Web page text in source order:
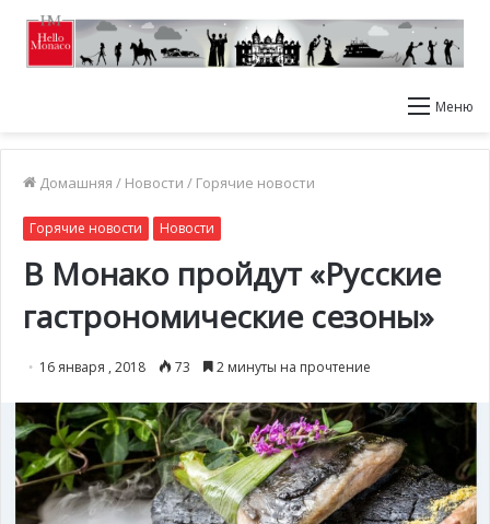
Меню
Домашняя / Новости / Горячие новости
Горячие новости Новости
В Монако пройдут «Русские
гастрономические сезоны»
16 января , 2018 73 2 минуты на прочтение